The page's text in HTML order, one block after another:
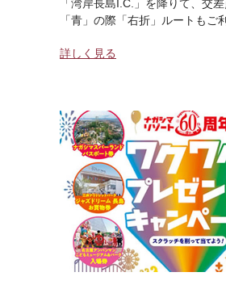
「湾岸長島I.C.」を降りて、交
「青」の際「右折」ルートもご
詳しく見る